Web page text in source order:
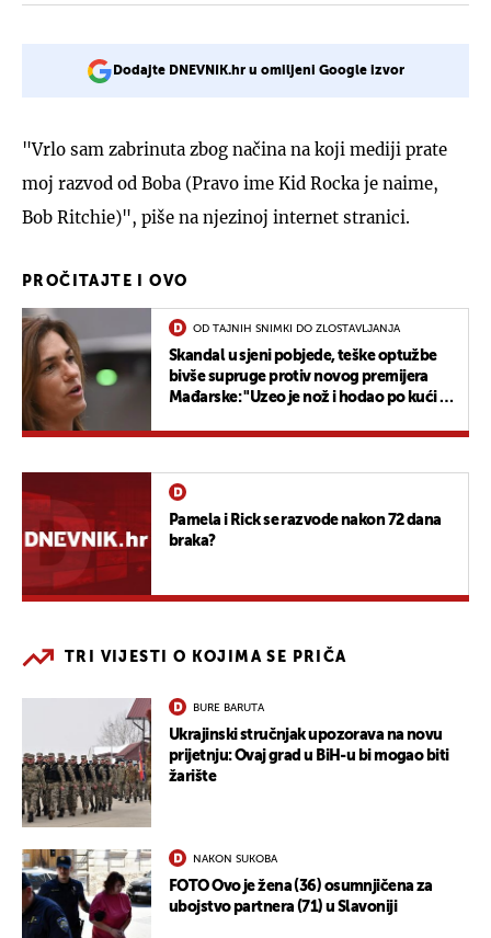
Dodajte DNEVNIK.hr u omiljeni Google izvor
"Vrlo sam zabrinuta zbog načina na koji mediji prate
moj razvod od Boba (Pravo ime Kid Rocka je naime,
Bob Ritchie)", piše na njezinoj internet stranici.
PROČITAJTE I OVO
OD TAJNIH SNIMKI DO ZLOSTAVLJANJA
Skandal u sjeni pobjede, teške optužbe
bivše supruge protiv novog premijera
Mađarske: "Uzeo je nož i hodao po kući s
Pamela i Rick se razvode nakon 72 dana
braka?
TRI VIJESTI O KOJIMA SE PRIČA
BURE BARUTA
Ukrajinski stručnjak upozorava na novu
prijetnju: Ovaj grad u BiH-u bi mogao biti
žarište
NAKON SUKOBA
FOTO Ovo je žena (36) osumnjičena za
ubojstvo partnera (71) u Slavoniji